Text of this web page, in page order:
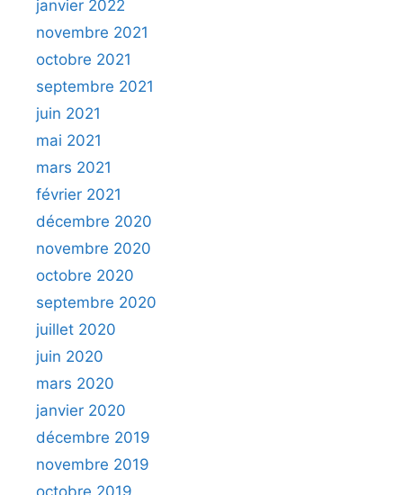
janvier 2022
novembre 2021
octobre 2021
septembre 2021
juin 2021
mai 2021
mars 2021
février 2021
décembre 2020
novembre 2020
octobre 2020
septembre 2020
juillet 2020
juin 2020
mars 2020
janvier 2020
décembre 2019
novembre 2019
octobre 2019